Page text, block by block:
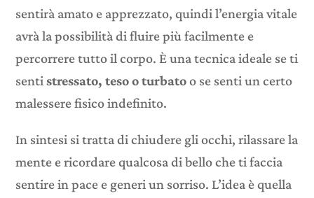
sentirà amato e apprezzato, quindi l’energia vitale
avrà la possibilità di fluire più facilmente e
percorrere tutto il corpo. È una tecnica ideale se ti
sentistressato, teso o turbatoo se senti un certo
malessere fisico indefinito.
In sintesi si tratta di chiudere gli occhi, rilassare la
mente e ricordare qualcosa di bello che ti faccia
sentire in pace e generi un sorriso. L’idea è quella